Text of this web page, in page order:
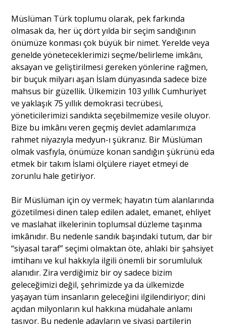
Yorum - Analiz
Söyleşi
Yazı Dizisi
Portre
Yazarlar
Eğitim
Dosya Haber
Ankara Analiz
Sağlık
Müslüman Türk toplumu olarak, pek farkında
olmasak da, her üç dört yılda bir seçim sandığının
önümüze konması çok büyük bir nimet. Yerelde veya
genelde yöneteceklerimizi seçme/belirleme imkânı,
aksayan ve geliştirilmesi gereken yönlerine rağmen,
bir buçuk milyarı aşan İslam dünyasında sadece bize
mahsus bir güzellik. Ülkemizin 103 yıllık Cumhuriyet
ve yaklaşık 75 yıllık demokrasi tecrübesi,
yöneticilerimizi sandıkta seçebilmemize vesile oluyor.
Bize bu imkânı veren geçmiş devlet adamlarımıza
rahmet niyazıyla medyun-ı şükranız. Bir Müslüman
olmak vasfıyla, önümüze konan sandığın şükrünü eda
etmek bir takım İslami ölçülere riayet etmeyi de
zorunlu hale getiriyor.
Bir Müslüman için oy vermek; hayatın tüm alanlarında
gözetilmesi dinen talep edilen adalet, emanet, ehliyet
ve maslahat ilkelerinin toplumsal düzleme taşınma
imkânıdır. Bu nedenle sandık başındaki tutum, dar bir
“siyasal taraf” seçimi olmaktan öte, ahlaki bir şahsiyet
imtihanı ve kul hakkıyla ilgili önemli bir sorumluluk
alanıdır. Zira verdiğimiz bir oy sadece bizim
geleceğimizi değil, şehrimizde ya da ülkemizde
yaşayan tüm insanların geleceğini ilgilendiriyor; dini
açıdan milyonların kul hakkına müdahale anlamı
taşıyor. Bu nedenle adayların ve siyasi partilerin